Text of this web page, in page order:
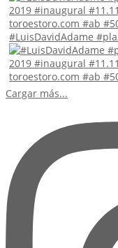
#LuisDavidAdame
Cargar más...